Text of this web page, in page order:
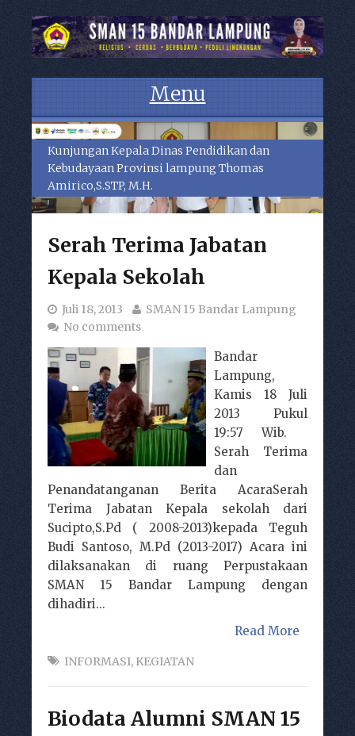
Menu
Skip to content
Kunjungan Kepala Dinas Pendidikan dan
Kebudayaan Provinsi lampung Thomas
Amirico,S.STP, M.H.
Serah Terima Jabatan
Kepala Sekolah
Juli 18, 2013
SMAN 15 Bandar Lampung
No comments
Bandar
Lampung,
Kamis 18 Juli
2013 Pukul
19:57 Wib.
Serah Terima
dan
Penandatanganan Berita AcaraSerah
Terima Jabatan Kepala sekolah dari
Sucipto,S.Pd ( 2008-2013)kepada Teguh
Budi Santoso, M.Pd (2013-2017) Acara ini
dilaksanakan di ruang Perpustakaan
SMAN 15 Bandar Lampung dengan
dihadiri...
Read More
INFORMASI, KEGIATAN
Biodata Alumni SMAN 15